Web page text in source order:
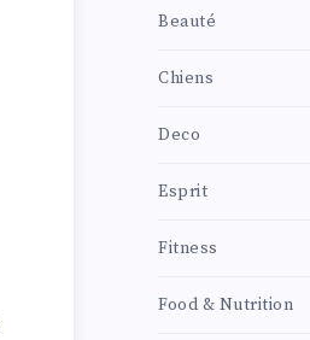
Beauté
Chiens
Deco
Esprit
Fitness
Food & Nutrition